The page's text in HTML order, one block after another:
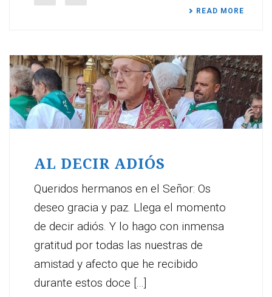
READ MORE
AL DECIR ADIÓS
Queridos hermanos en el Señor: Os
deseo gracia y paz. Llega el momento
de decir adiós. Y lo hago con inmensa
gratitud por todas las nuestras de
amistad y afecto que he recibido
durante estos doce [...]